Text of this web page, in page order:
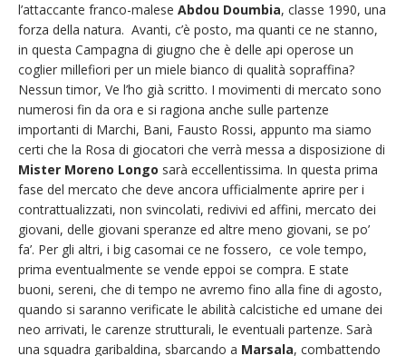
l’attaccante franco-malese Abdou Doumbia, classe 1990, una
forza della natura. Avanti, c’è posto, ma quanti ce ne stanno,
in questa Campagna di giugno che è delle api operose un
coglier millefiori per un miele bianco di qualità sopraffina?
Nessun timor, Ve l’ho già scritto. I movimenti di mercato sono
numerosi fin da ora e si ragiona anche sulle partenze
importanti di Marchi, Bani, Fausto Rossi, appunto ma siamo
certi che la Rosa di giocatori che verrà messa a disposizione di
Mister Moreno Longo sarà eccellentissima. In questa prima
fase del mercato che deve ancora ufficialmente aprire per i
contrattualizzati, non svincolati, redivivi ed affini, mercato dei
giovani, delle giovani speranze ed altre meno giovani, se po’
fa’. Per gli altri, i big casomai ce ne fossero, ce vole tempo,
prima eventualmente se vende eppoi se compra. E state
buoni, sereni, che di tempo ne avremo fino alla fine di agosto,
quando si saranno verificate le abilità calcistiche ed umane dei
neo arrivati, le carenze strutturali, le eventuali partenze. Sarà
una squadra garibaldina, sbarcando a Marsala, combattendo